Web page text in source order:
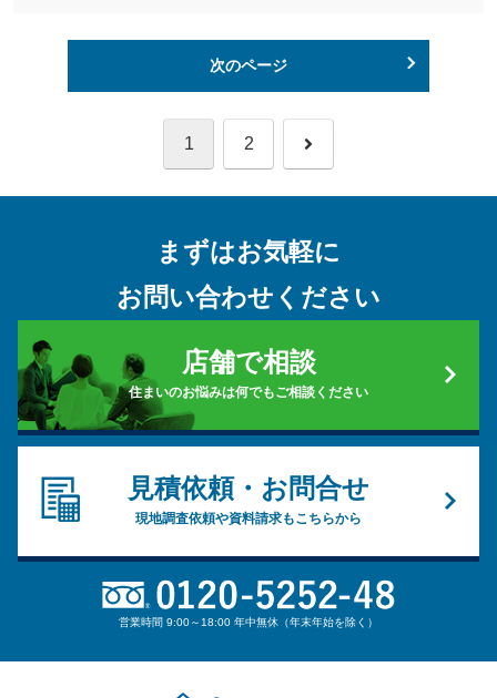
次のページ
1 2 次
まずはお気軽に
お問い合わせください
店舗で相談
住まいのお悩みは何でもご相談ください
見積依頼・お問合せ
現地調査依頼や資料請求もこちらから
営業時間 9:00～18:00 年中無休（年末年始を除く）